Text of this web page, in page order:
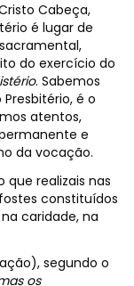
Cabeça,
é lugar de
do exercício do
. Sabemos
é o
atentos,
e
da vocação.
que realizais nas
constituídos
caridade, na
segundo o
os